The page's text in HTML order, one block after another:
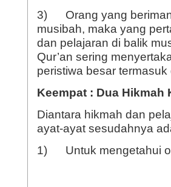
3) Orang yang beriman
musibah, maka yang
dan pelajaran di balik
Qur’an sering
peristiwa besar
Keempat : Dua Hikmah
Diantara hikmah dan
ayat-ayat sesudahnya
1) Untuk mengetahui